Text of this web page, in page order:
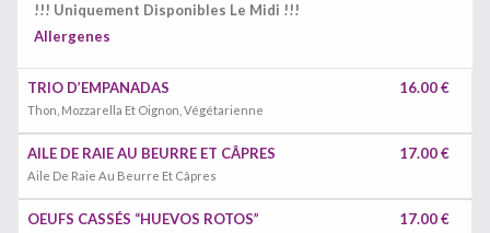
!!! Uniquement Disponibles Le Midi !!!
Allergenes
TRIO D’EMPANADAS
Thon, Mozzarella Et Oignon, Végétarienne
16.00 €
AILE DE RAIE AU BEURRE ET CÂPRES
Aile De Raie Au Beurre Et Câpres
17.00 €
OEUFS CASSÉS “HUEVOS ROTOS” 17.00 €